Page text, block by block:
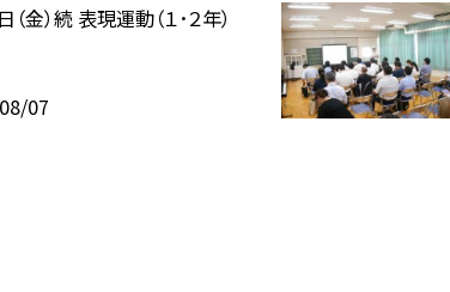
（金）続 表現運動（１･２年）
07